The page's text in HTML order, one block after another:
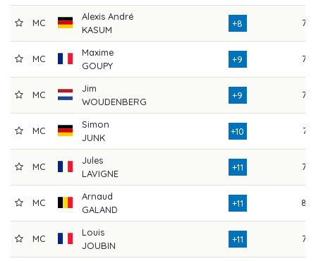
MC
Alexis André
KASUM
+8 76
MC
Maxime
GOUPY
+9 73
MC
Jim
WOUDENBERG
+9 75
MC
Simon
JUNK
+10 74
MC
Jules
LAVIGNE
+11 77
MC
Arnaud
GALAND
+11 83
MC
Louis
JOUBIN
+11 76